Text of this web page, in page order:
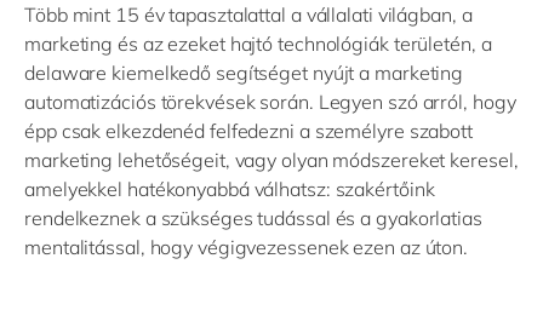
Több mint 15 év tapasztalattal a vállalati világban, a
marketing és az ezeket hajtó technológiák területén, a
delaware kiemelkedő segítséget nyújt a marketing
automatizációs törekvések során. Legyen szó arról, hogy
épp csak elkezdenéd felfedezni a személyre szabott
marketing lehetőségeit, vagy olyan módszereket keresel,
amelyekkel hatékonyabbá válhatsz: szakértőink
rendelkeznek a szükséges tudással és a gyakorlatias
mentalitással, hogy végigvezessenek ezen az úton.